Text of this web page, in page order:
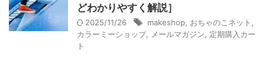
どわかりやすく解説］
2025/11/26 makeshop おちゃのこネット
カラーミーショップ, メールマガジン
定期購入カー
ト